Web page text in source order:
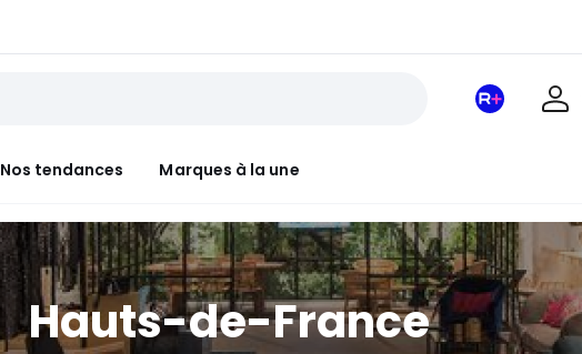
Nos tendances Marques à la une
Mon
Hauts-de-France